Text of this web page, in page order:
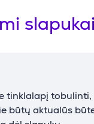
slapukai
tinklalapį tobulinti,
būtų aktualūs
standarto
pagal
užtikrina
jo padėtį ir